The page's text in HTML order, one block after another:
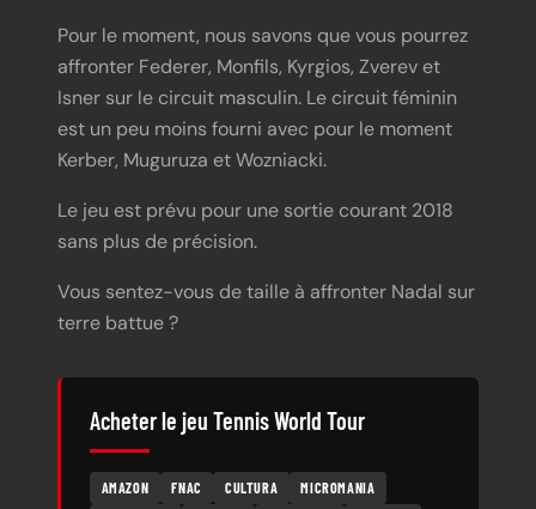
Pour le moment, nous savons que vous pourrez
affronter Federer, Monfils, Kyrgios, Zverev et
Isner sur le circuit masculin. Le circuit féminin
est un peu moins fourni avec pour le moment
Kerber, Muguruza et Wozniacki.
Le jeu est prévu pour une sortie courant 2018
sans plus de précision.
Vous sentez-vous de taille à affronter Nadal sur
terre battue ?
Acheter le jeu Tennis World Tour
AMAZON FNAC CULTURA
MICROMANIA